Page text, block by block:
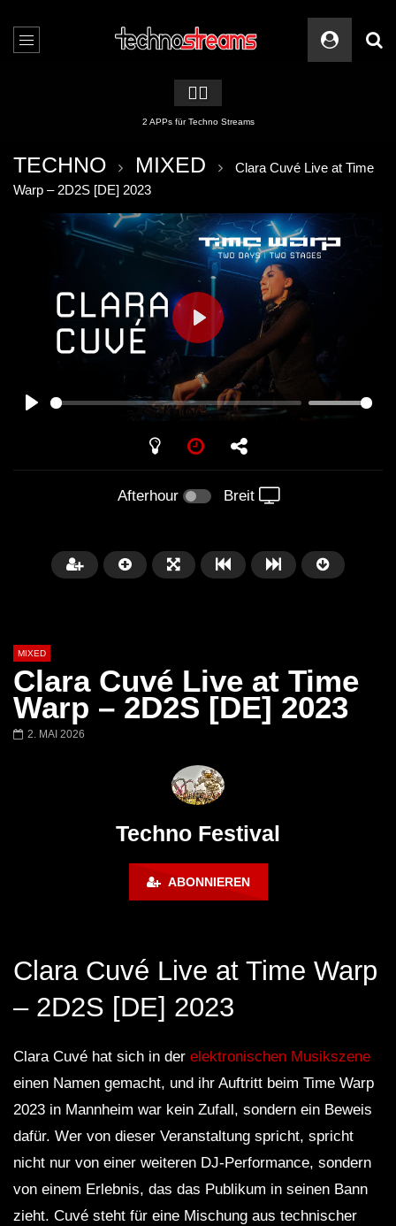
🏳️‍🌈
2 APPs für Techno Streams
TECHNO MIXED
Clara Cuvé Live at Time
Warp – 2D2S [DE] 2023
PLAY
Afterhour Breit
MIXED
Clara Cuvé Live at Time
Warp – 2D2S [DE] 2023
2. MAI 2026
Techno Festival
ABONNIEREN
Clara Cuvé Live at Time Warp
– 2D2S [DE] 2023
Clara Cuvé hat sich in der elektronischen Musikszene
einen Namen gemacht, und ihr Auftritt beim Time Warp
2023 in Mannheim war kein Zufall, sondern ein Beweis
dafür. Wer von dieser Veranstaltung spricht, spricht
nicht nur von einer weiteren DJ-Performance, sondern
von einem Erlebnis, das das Publikum in seinen Bann
zieht. Cuvé steht für eine Mischung aus technischer